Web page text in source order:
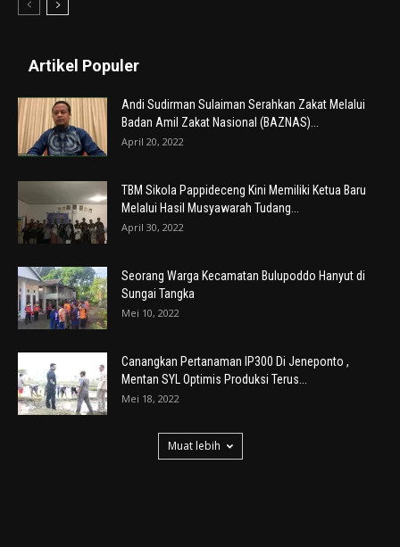
Artikel Populer
Andi Sudirman Sulaiman Serahkan Zakat Melalui
Badan Amil Zakat Nasional (BAZNAS)...
April 20, 2022
TBM Sikola Pappideceng Kini Memiliki Ketua Baru
Melalui Hasil Musyawarah Tudang...
April 30, 2022
Seorang Warga Kecamatan Bulupoddo Hanyut di
Sungai Tangka
Mei 10, 2022
Canangkan Pertanaman IP300 Di Jeneponto ,
Mentan SYL Optimis Produksi Terus...
Mei 18, 2022
Muat lebih